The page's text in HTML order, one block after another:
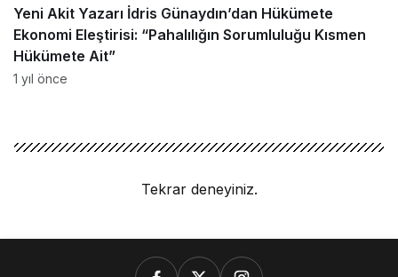
Yeni Akit Yazarı İdris Günaydın’dan Hükümete
Ekonomi Eleştirisi: “Pahalılığın Sorumluluğu Kısmen
Hükümete Ait”
1 yıl önce
Tekrar deneyiniz.